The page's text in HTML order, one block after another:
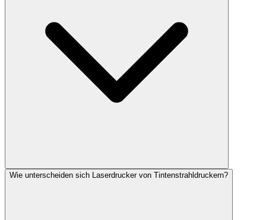
Wie unterscheiden sich Laserdrucker von Tintenstrahldruckern?